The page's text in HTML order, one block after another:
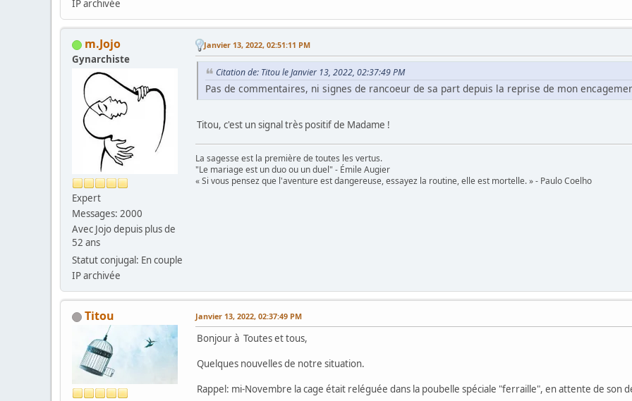
IP archivée
m.Jojo
Gynarchiste
Expert
Messages: 2000
Avec Jojo depuis plus de
52 ans
Statut conjugal: En couple
IP archivée
Janvier 13, 2022, 02:51:11 PM
Citation de: Titou le Janvier 13, 2022, 02:37:49 PM
Pas de commentaires, ni signes de rancoeur de sa part depuis la reprise de mon
Titou, c'est un signal très positif de Madame !
La sagesse est la première de toutes les vertus.
"Le mariage est un duo ou un duel" - Émile Augier
« Si vous pensez que l'aventure est dangereuse, essayez la routine, elle est mortelle. » - Paulo Coelho
Titou Janvier 13, 2022, 02:37:49 PM
Bonjour à Toutes et tous,
Quelques nouvelles de notre situation.
Rappel: mi-Novembre la cage était reléguée dans la poubelle spéciale "ferraille", en attente de